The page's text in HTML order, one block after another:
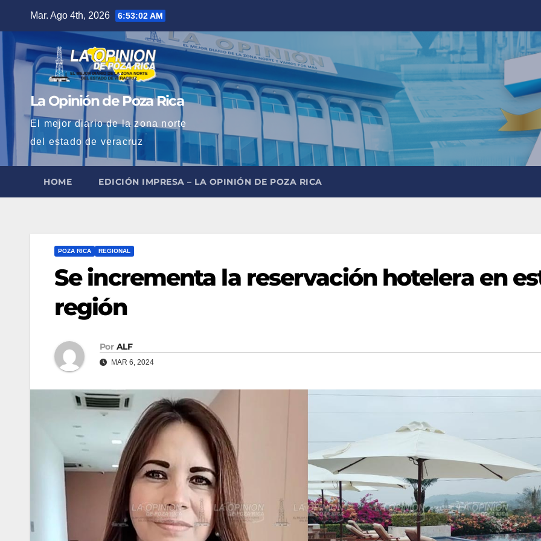
contenido
Mar. Ago 4th, 2026 6:53:03 AM
La Opinión de Poza Rica
El mejor diario de la zona norte
del estado de veracruz
HOME EDICIÓN IMPRESA – LA OPINIÓN DE POZA RICA
POZA RICA REGIONAL
Se incrementa la reservación hotelera en
región
Por ALF
MAR 6, 2024